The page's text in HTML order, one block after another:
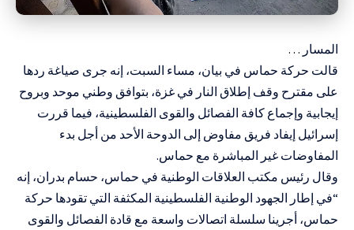
المسار …
قالت حركة حماس في بيان، مساء السبت، إنه جرى صياغة ردها
على مقترح وقف إطلاق النار في غزة، بتوافق وطني موحد وبروح
إيجابية وإجماع كافة الفصائل والقوى الفلسطينية، فيما قررت
إسرائيل إيفاد فريق مفاوض إلى الدوحة الأحد من أجل بدء
المفاوضات غير المباشرة مع حماس.
وقال رئيس مكتب العلاقات الوطنية في حماس، حسام بدران، إنه
“في إطار الجهود الوطنية الفلسطينية المكثفة التي تقودها حركة
حماس، أجرينا سلسلة اتصالات واسعة مع قادة الفصائل والقوى